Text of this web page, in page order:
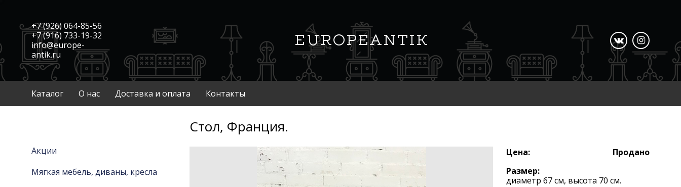
+7 (926) 064-85-56
+7 (916) 733-19-32
info@europe-
antik.ru
Каталог О нас Доставка и оплата Контакты
Акции
Мягкая мебель, диваны, кресла
Стол, Франция.
Цена:
Продано
Размер:
диаметр 67 см, высота 70 см.